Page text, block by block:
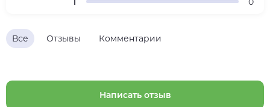
Все Отзывы Комментарии
Написать отзыв